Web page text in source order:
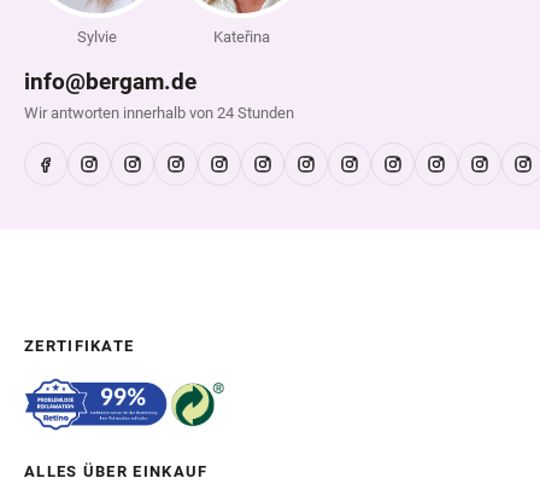
Sylvie Kateřina
info@bergam.de
Wir antworten innerhalb von 24 Stunden
ZERTIFIKATE
ALLES ÜBER EINKAUF